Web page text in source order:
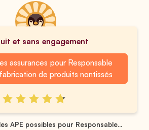
et sans engagement
assurances pour Responsable
de produits nontissés
APE possibles pour Responsable...